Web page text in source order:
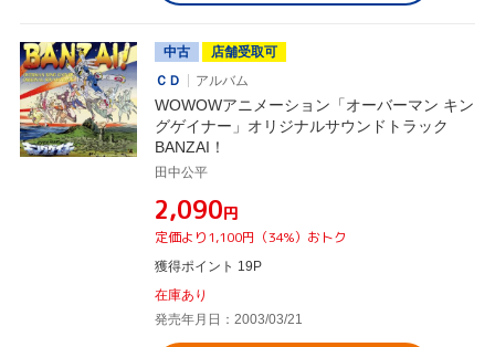
中古
店舗受取可
ＣＤ
アルバム
WOWOWアニメーション「オーバーマン キン
グゲイナー」オリジナルサウンドトラック
BANZAI！
田中公平
¥2,090円
定価より1,100円（34%）おトク
獲得ポイント 19P
在庫あり
発売年月日：2003/03/21